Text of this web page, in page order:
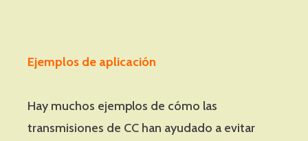
Ejemplos de aplicación
Hay muchos ejemplos de cómo las
transmisiones de CC han ayudado a evitar